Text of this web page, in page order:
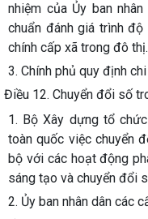
nhiệm của Ủy ban
chuẩn đánh giá trình
chính cấp xã trong đô thị.
3. Chính phủ quy định
Điều 12. Chuyển đổi số
1. Bộ Xây dựng tổ
toàn quốc việc chuyển
bộ với các hoạt động
sáng tạo và chuyển đổi
2. Ủy ban nhân dân các